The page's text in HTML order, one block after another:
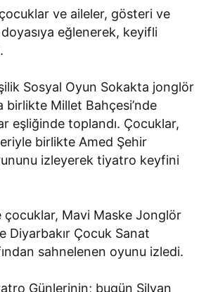
ve aileler, gösteri ve
eğlenerek, keyifli
Sosyal Oyun Sokakta jonglör
birlikte Millet Bahçesi’nde
eşliğinde toplandı. Çocuklar,
birlikte Amed Şehir
izleyerek tiyatro keyfini
çocuklar, Mavi Maske Jonglör
Diyarbakır Çocuk Sanat
sahnelenen oyunu izledi.
Günlerinin; bugün Silvan